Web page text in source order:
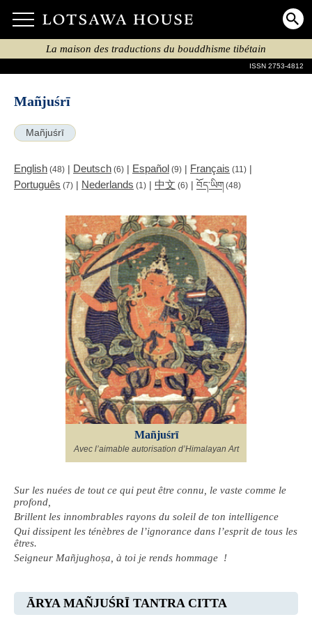
La maison des traductions du bouddhisme tibétain
ISSN 2753-4812
Mañjuśrī
Mañjuśrī
English (48) | Deutsch (6) | Español (9) | Français (11) |
Português (7) | Nederlands (1) | 中文 (6) | བོད་ཡིག (48)
Mañjuśrī
Avec l’aimable autorisation d’Himalayan Art
Sur les nuées de tout ce qui peut être connu, le vaste comme le
profond,
Brillent les innombrables rayons du soleil de ton intelligence
Qui dissipent les ténèbres de l’ignorance dans l’esprit de tous les
êtres.
Seigneur Mañjughoṣa, à toi je rends hommage !
ĀRYA MAÑJUŚRĪ TANTRA CITTA